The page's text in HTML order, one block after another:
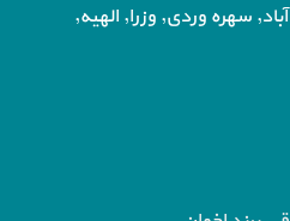
سهره وردی, وزرا, الهیه,